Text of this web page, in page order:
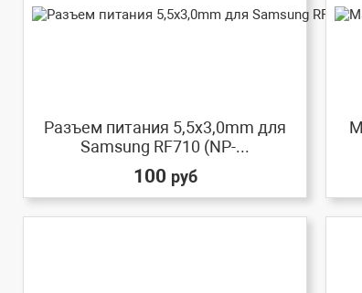
Разъем питания 5,5x3,0mm для
Samsung RF710 (NP-...
100 руб